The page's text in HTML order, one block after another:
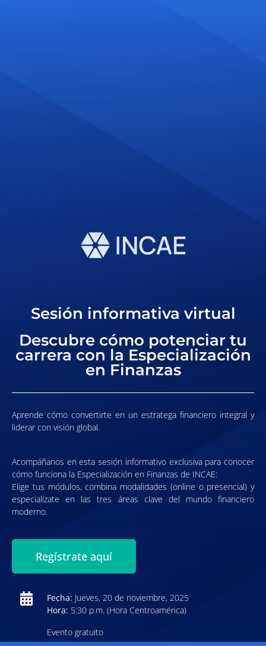
Sesión informativa virtual
Descubre cómo potenciar tu
carrera con la Especialización
en Finanzas
Aprende cómo convertirte en un estratega financiero integral y
liderar con visión global.
Acompáñanos en esta sesión informativo exclusiva para conocer
cómo funciona la Especialización en Finanzas de INCAE:
Elige tus módulos, combina modalidades (online o presencial) y
especialízate en las tres áreas clave del mundo financiero
moderno.
Regístrate aquí
Fecha: Jueves, 20 de noviembre, 2025
Hora: 5:30 p.m. (Hora Centroamérica)
Evento gratuito